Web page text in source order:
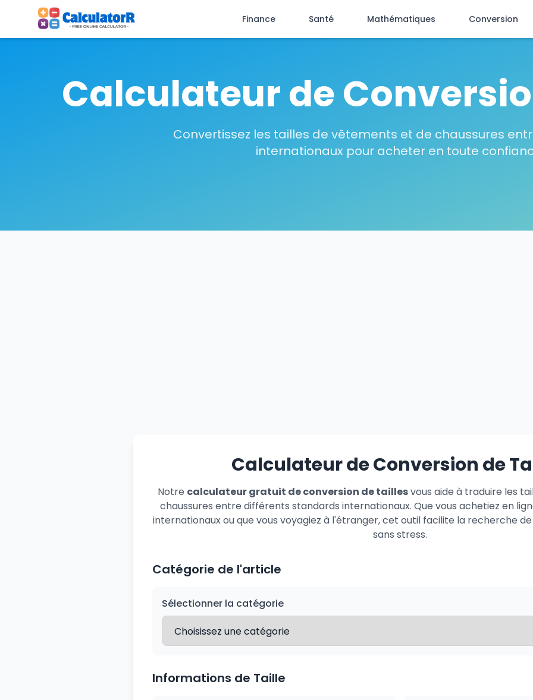
Finance Santé Mathématiques Conversion
Calculateur de
Convertissez les tailles de vêtements et de chaussures
internationaux pour acheter en toute
Calculateur de Conversion de
Notre calculateur gratuit de conversion de taillesvous aide à traduire les
chaussures entre différents standards internationaux. Que vous achetiez en
internationaux ou que vous voyagiez à l'étranger, cet outil facilite la recherche
sans stress.
Catégorie de l'article
Sélectionner la catégorie
Informations de Taille